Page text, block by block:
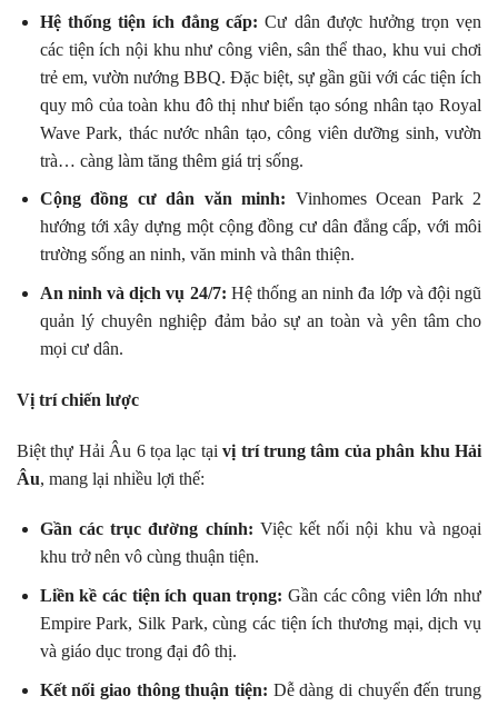
Hệ thống tiện ích đẳng cấp: Cư dân được hưởng trọn vẹn
các tiện ích nội khu như công viên, sân thể thao, khu vui chơi
trẻ em, vườn nướng BBQ. Đặc biệt, sự gần gũi với các tiện ích
quy mô của toàn khu đô thị như biển tạo sóng nhân tạo Royal
Wave Park, thác nước nhân tạo, công viên dưỡng sinh, vườn
trà… càng làm tăng thêm giá trị sống.
Cộng đồng cư dân văn minh: Vinhomes Ocean Park 2
hướng tới xây dựng một cộng đồng cư dân đẳng cấp, với môi
trường sống an ninh, văn minh và thân thiện.
An ninh và dịch vụ 24/7: Hệ thống an ninh đa lớp và đội ngũ
quản lý chuyên nghiệp đảm bảo sự an toàn và yên tâm cho
mọi cư dân.
Vị trí chiến lược
Biệt thự Hải Âu 6 tọa lạc tạivị trí trung tâm của phân khu Hải
Âu, mang lại nhiều lợi thế:
Gần các trục đường chính: Việc kết nối nội khu và ngoại
khu trở nên vô cùng thuận tiện.
Liền kề các tiện ích quan trọng: Gần các công viên lớn như
Empire Park, Silk Park, cùng các tiện ích thương mại, dịch vụ
và giáo dục trong đại đô thị.
Kết nối giao thông thuận tiện: Dễ dàng di chuyển đến trung